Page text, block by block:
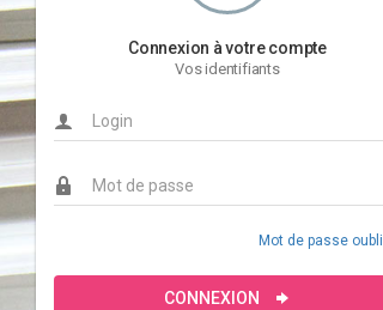
Connexion à votre compte
Vos identifiants
Mot de passe
CONNEXION